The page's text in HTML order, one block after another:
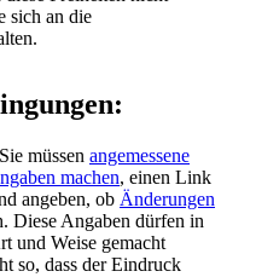
sich an die
müssen angemessene
machen, einen Link
angeben, ob Änderungen
Diese Angaben dürfen in
und Weise gemacht
so, dass der Eindruck